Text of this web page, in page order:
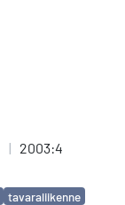
| 2003:4
tavaraliikenne